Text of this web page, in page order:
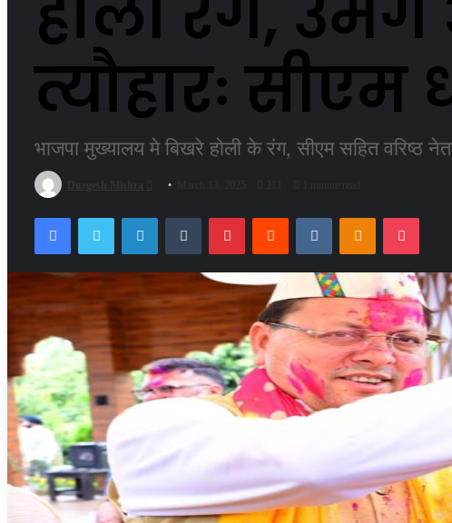
त्यौहारः सीएम
भाजपा मुख्यालय मे बिखरे होली के रंग, सीएम सहित वरिष्ठ
Send
FacebookTwitter LinkedInTumblrPinterestReddit VKontakteOdnoklassniki
Pocket